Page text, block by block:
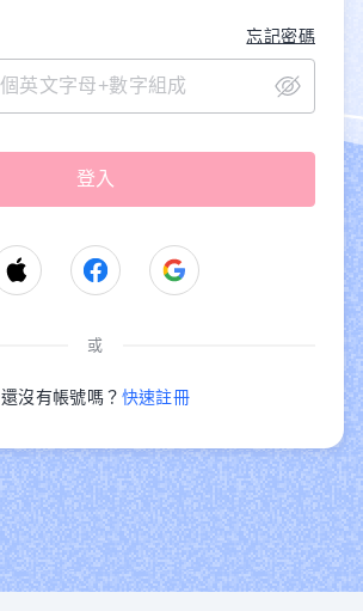
忘記密碼
或
還沒有帳號嗎？ 快速註冊